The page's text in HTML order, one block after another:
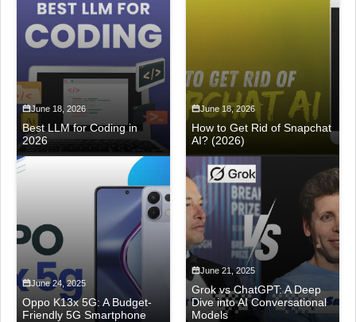
June 18, 2026
Best LLM for Coding in
2026
June 18, 2026
How to Get Rid of Snapchat
AI? (2026)
June 24, 2025
Oppo K13x 5G: A Budget-
Friendly 5G Smartphone
June 21, 2025
Grok vs ChatGPT: A Deep
Dive into AI Conversational
Models